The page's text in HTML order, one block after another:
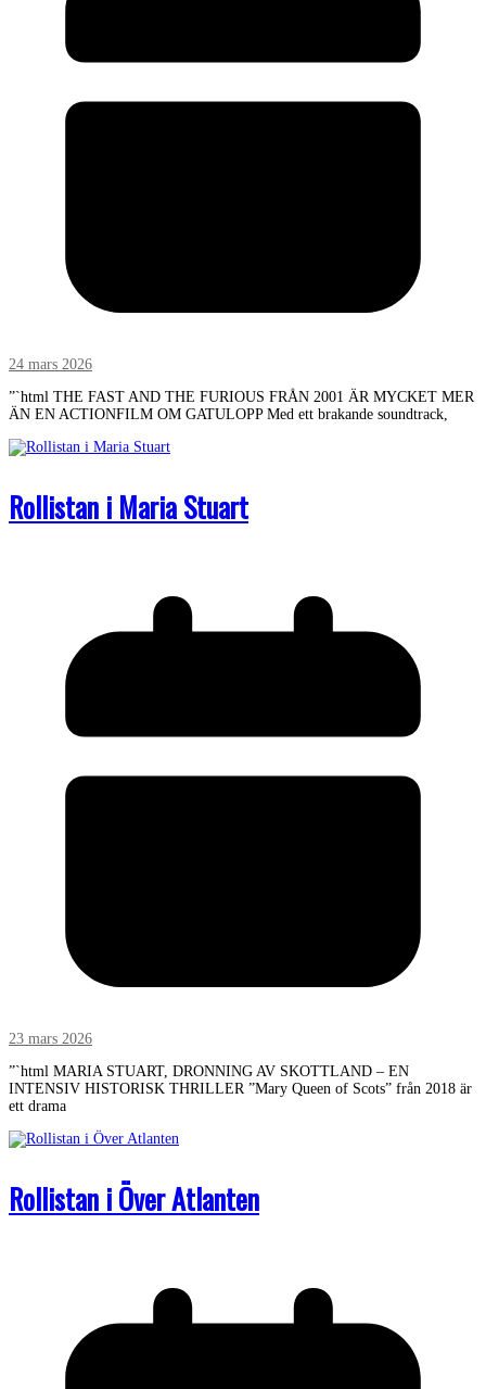
24 mars 2026
”`html THE FAST AND THE FURIOUS FRÅN 2001 ÄR MYCKET MER
ÄN EN ACTIONFILM OM GATULOPP Med ett brakande soundtrack,
Rollistan i Maria Stuart
23 mars 2026
”`html MARIA STUART, DRONNING AV SKOTTLAND – EN
INTENSIV HISTORISK THRILLER ”Mary Queen of Scots” från 2018 är
ett drama
Rollistan i Över Atlanten